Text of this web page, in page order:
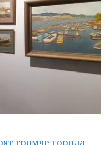
громче города